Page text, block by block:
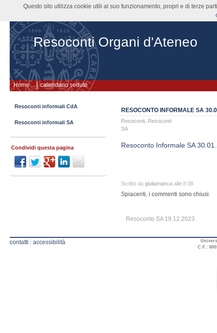
Resoconti Organi d'Ateneo
Home calendario sedute
RESOCONTO INFORMALE SA
Resoconti Resoconti
SA
Resoconto Informale SA
Scritto da giuliamanca alle 8:38
Spiacenti, i commenti sono chiusi.
Resoconto SA 19.12.2023
Resoconti informali CdA
Resoconti informali SA
Condividi questa pagina
contatti | accessibilità
C.F.:
Questo sito utilizza cookie utili al suo funzionamento, propri e di terze